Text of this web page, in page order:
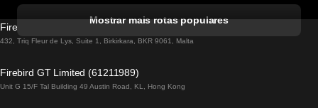
Comboios De Lisboa A Lagos
Comboios De Lisboa A Madrid
Mostrar mais rotas populares
Firebird GT Limited (OC 1451)
432, Triq Fleur de Lys, Suite 1, Birkirkara, BKR 9061, Malta
Firebird GT Limited (61211989)
Unit G 15/F Tal Building 49 Austin Road, KL, Hong Kong